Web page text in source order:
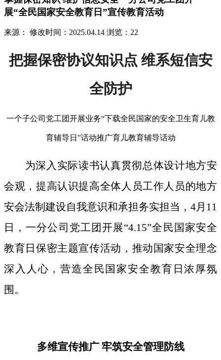
展“全民国家安全教育日”宣传教育活动
来源： 修改时间：2025.04.14 浏览：22
把握保密协议知识点 维系短信安
全防护
一个子公司党工团开展业务“下载全民国家的安全卫生育儿教
育辅导日”话动推广育儿教育辅导话动
为深入实际读书认真贯彻总体设计地方安
会观，提高认识提高全体人员工作人员的地方
安会法制建设自我意识和承担务实担当，4月11
日，一分公司党工团开展“4.15”全民国家安全
教育日保密主题宣传活动，推动国家安全理念
深入人心，营造全民国家安全教育日浓厚氛
围。
多维宣传推广 牢筑安全管理防线